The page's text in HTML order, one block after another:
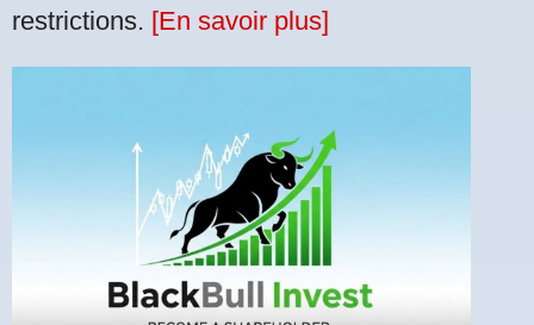
restrictions. [En savoir plus]